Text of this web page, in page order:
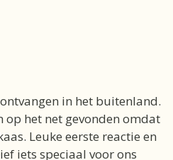
in het buitenland.
op het net gevonden omdat
Leuke eerste reactie en
iets speciaal voor ons